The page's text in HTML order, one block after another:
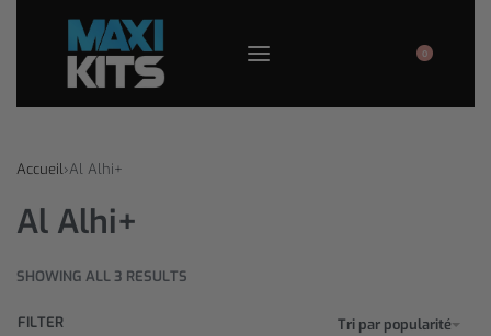
0
Accueil›Al Alhi+
Al Alhi+
SHOWING ALL 3 RESULTS
Tri par popularité
FILTER